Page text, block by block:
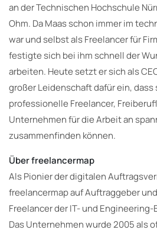
an der Technischen Hochschule
Ohm. Da Maas schon immer im
war und selbst als Freelancer für
festigte sich bei ihm schnell der
arbeiten. Heute setzt er sich als
großer Leidenschaft dafür ein, dass
professionelle Freelancer,
Unternehmen für die Arbeit an
zusammenfinden können.
Über freelancermap
Als Pionier der digitalen
freelancermap auf Auftraggeber
Freelancer der IT- und
Das Unternehmen wurde 2005 als